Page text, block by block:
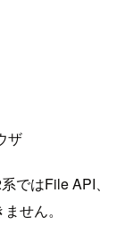
ザ
ではFile API、
せん。